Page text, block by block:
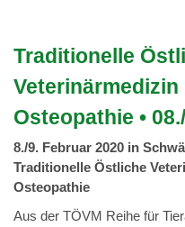
Traditionelle
Veterinärmedizin
Osteopathie •
8./9. Februar 2020 in
Traditionelle Östliche
Osteopathie
Aus der TÖVM Reihe für